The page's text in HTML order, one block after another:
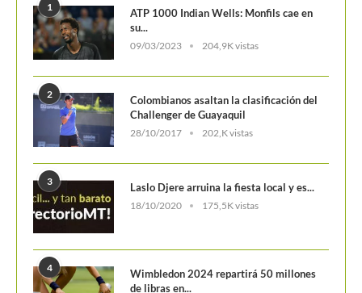
1
ATP 1000 Indian Wells: Monfils cae en
su...
09/03/2023 204,9K vistas
2
Colombianos asaltan la clasificación del
Challenger de Guayaquil
28/10/2017 202,K vistas
3 Laslo Djere arruina la fiesta local y es...
18/10/2020 175,5K vistas
4
Wimbledon 2024 repartirá 50 millones
de libras en...